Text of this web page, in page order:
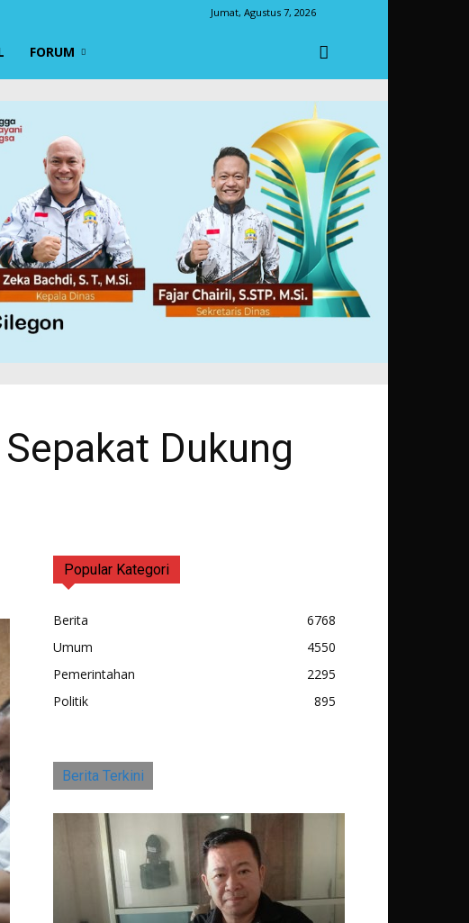
Jumat, Agustus 7, 2026
FORUM
Dukung
Popular Kategori
Berita
6768
Umum
4550
Pemerintahan
2295
Politik
895
Berita Terkini